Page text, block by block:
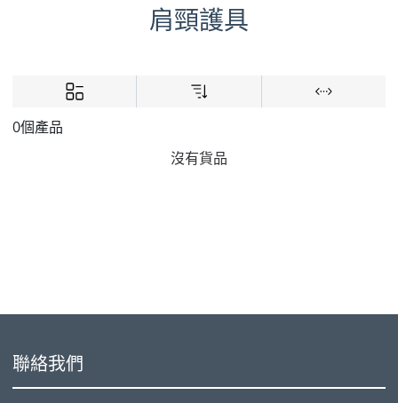
肩頸護具
0個產品
沒有貨品
聯絡我們